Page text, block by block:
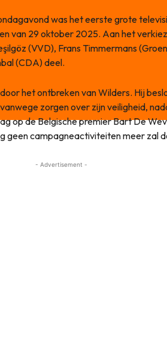
was het eerste grote
van 29 oktober 2025. Aan het
(VVD), Frans Timmermans
(CDA) deel.
het ontbreken van Wilders. Hij
zorgen over zijn veiligheid,
op de Belgische premier Bart De
geen campagneactiviteiten meer zal
- Advertisement -